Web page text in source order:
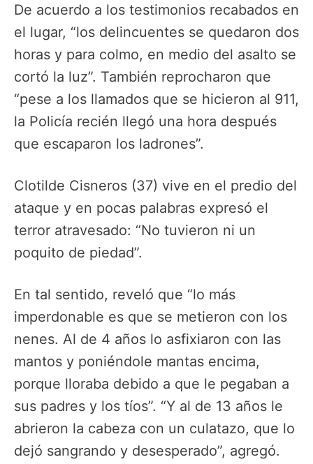
De acuerdo a los testimonios recabados en
el lugar, “los delincuentes se quedaron dos
horas y para colmo, en medio del asalto se
cortó la luz”. También reprocharon que
“pese a los llamados que se hicieron al 911,
la Policía recién llegó una hora después
que escaparon los ladrones”.
Clotilde Cisneros (37) vive en el predio del
ataque y en pocas palabras expresó el
terror atravesado: “No tuvieron ni un
poquito de piedad”.
En tal sentido, reveló que “lo más
imperdonable es que se metieron con los
nenes. Al de 4 años lo asfixiaron con las
mantos y poniéndole mantas encima,
porque lloraba debido a que le pegaban a
sus padres y los tíos”. “Y al de 13 años le
abrieron la cabeza con un culatazo, que lo
dejó sangrando y desesperado”, agregó.